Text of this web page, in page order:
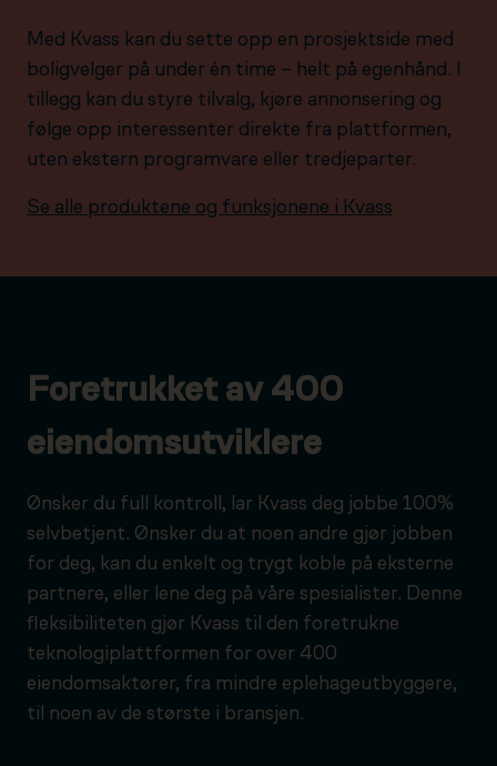
Med Kvass kan du sette opp en prosjektside med
boligvelger på under én time – helt på egenhånd. I
tillegg kan du styre tilvalg, kjøre annonsering og
følge opp interessenter direkte fra plattformen,
uten ekstern programvare eller tredjeparter.
Se alle produktene og funksjonene i Kvass
Foretrukket av 400
eiendomsutviklere
Ønsker du full kontroll, lar Kvass deg jobbe 100%
selvbetjent. Ønsker du at noen andre gjør jobben
for deg, kan du enkelt og trygt koble på eksterne
partnere, eller lene deg på våre spesialister. Denne
fleksibiliteten gjør Kvass til den foretrukne
teknologiplattformen for over 400
eiendomsaktører, fra mindre eplehageutbyggere,
til noen av de største i bransjen.